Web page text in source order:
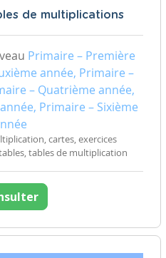
de multiplications
Primaire – Première
année, Primaire –
– Quatrième année,
Primaire – Sixième
cartes, exercices
tables de multiplication